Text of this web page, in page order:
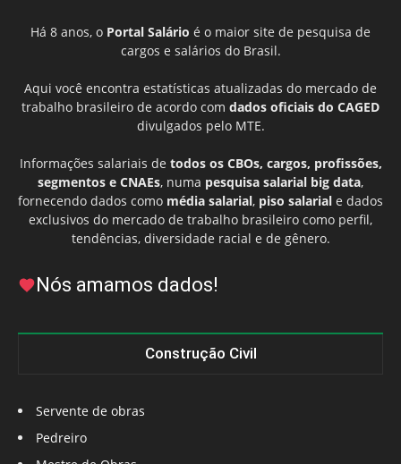
Há 8 anos, o Portal Salário é o maior site de pesquisa de
cargos e salários do Brasil.
Aqui você encontra estatísticas atualizadas do mercado de
trabalho brasileiro de acordo com dados oficiais do CAGED
divulgados pelo MTE.
Informações salariais de todos os CBOs, cargos, profissões,
segmentos e CNAEs, numa pesquisa salarial big data,
fornecendo dados como média salarial, piso salarial e dados
exclusivos do mercado de trabalho brasileiro como perfil,
tendências, diversidade racial e de gênero.
Nós amamos dados!
Construção Civil
Servente de obras
Pedreiro